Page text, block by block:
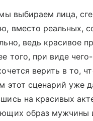
выбираем лица,
вместо реальных,
ведь красивое
того, при виде
верить в то,
этот сценарий уже
на красивых
образ